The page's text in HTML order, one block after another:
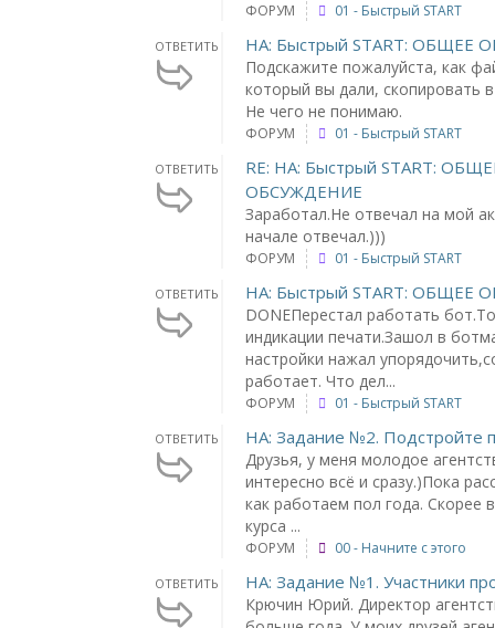
ФОРУМ 01 - Быстрый START
ОТВЕТИТЬ НА: Быстрый START: ОБЩЕЕ
Подскажите пожалуйста, как
который вы дали, скопировать
Не чего не понимаю.
ФОРУМ 01 - Быстрый START
ОТВЕТИТЬ
RE: НА: Быстрый START:
ОБСУЖДЕНИЕ
Заработал.Не отвечал на мой
начале отвечал.)))
ФОРУМ 01 - Быстрый START
ОТВЕТИТЬ НА: Быстрый START: ОБЩЕЕ
DONEПерестал работать
индикации печати.Зашол в
настройки нажал
работает. Что дел...
ФОРУМ 01 - Быстрый START
ОТВЕТИТЬ НА: Задание №2. Подстройте
Друзья, у меня молодое
интересно всё и сразу.)Пока
как работаем пол года. Скорее
курса ...
ФОРУМ 00 - Начните с этого
ОТВЕТИТЬ НА: Задание №1. Участники
Крючин Юрий. Директор